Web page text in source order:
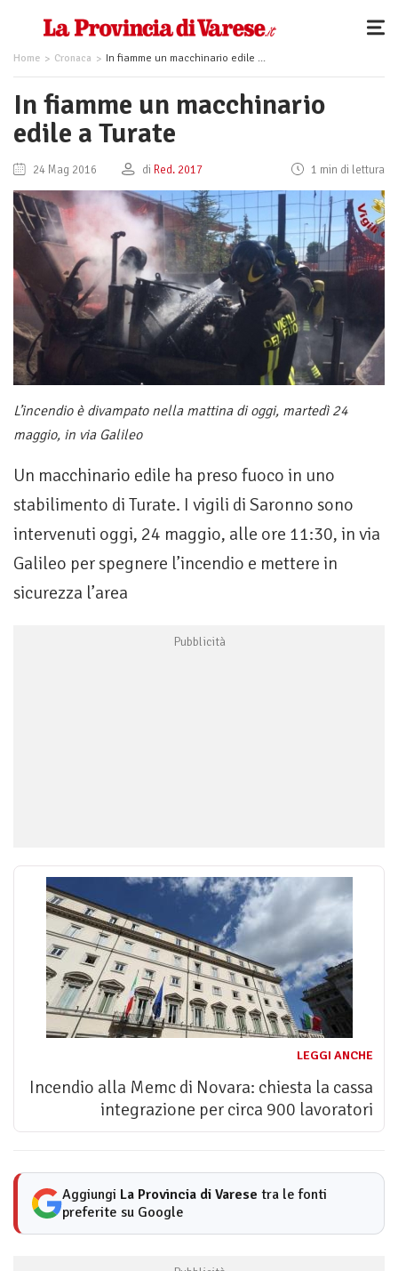
Home Cronaca In fiamme un macchinario edile a Turate
In fiamme un macchinario
edile a Turate
24 Mag 2016 di Red. 2017 1 min di lettura
L’incendio è divampato nella mattina di oggi, martedì 24
maggio, in via Galileo
Un macchinario edile ha preso fuoco in uno
stabilimento di Turate. I vigili di Saronno sono
intervenuti oggi, 24 maggio, alle ore 11:30, in via
Galileo per spegnere l’incendio e mettere in
sicurezza l’area
LEGGI ANCHE
Incendio alla Memc di Novara: chiesta la cassa
integrazione per circa 900 lavoratori
Aggiungi La Provincia di Varese tra le fonti
preferite su Google